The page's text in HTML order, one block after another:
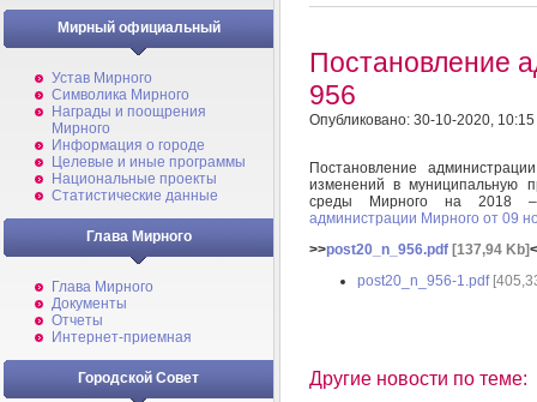
Мирный официальный
Устав Мирного
Символика Мирного
Награды и поощрения
Мирного
Информация о городе
Целевые и иные программы
Национальные проекты
Статистические данные
Глава Мирного
Глава Мирного
Документы
Отчеты
Интернет-приемная
Городской Совет
Постановление
956
Опубликовано: 30-10-2020, 10:15
Постановление
изменений в муниципальную
среды Мирного на 2018
администрации Мирного от 09
>>post20_n_956.pdf [137,94 Kb]
post20_n_956-1.pdf
Другие новости по теме: